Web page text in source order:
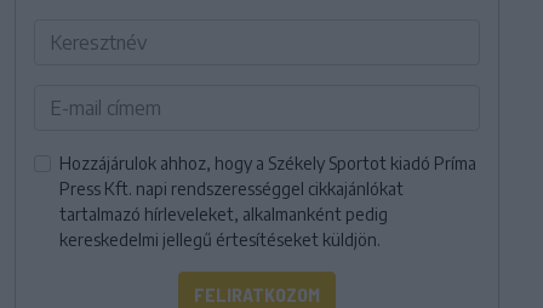
Hozzájárulok ahhoz, hogy a Székely Sportot kiadó Príma
Press Kft. napi rendszerességgel cikkajánlókat
tartalmazó hírleveleket, alkalmanként pedig
kereskedelmi jellegű értesítéseket küldjön.
FELIRATKOZOM